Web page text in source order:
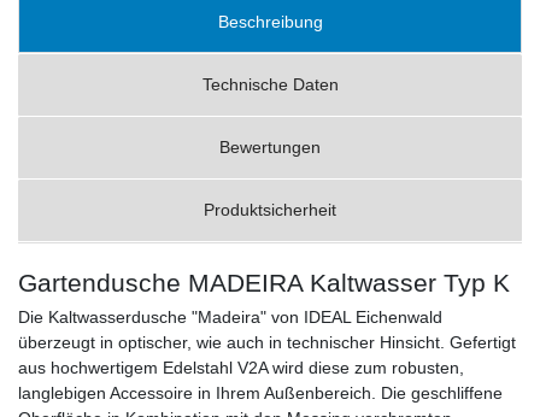
Beschreibung
Technische Daten
Bewertungen
Produktsicherheit
Gartendusche MADEIRA Kaltwasser Typ K
Die Kaltwasserdusche "Madeira" von IDEAL Eichenwald
überzeugt in optischer, wie auch in technischer Hinsicht. Gefertigt
aus hochwertigem Edelstahl V2A wird diese zum robusten,
langlebigen Accessoire in Ihrem Außenbereich. Die geschliffene